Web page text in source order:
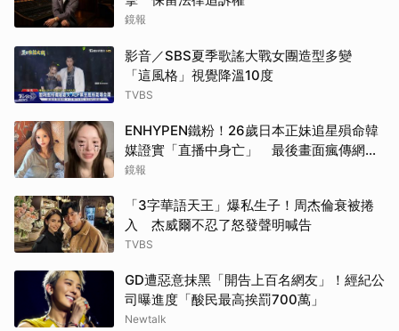
鏡報
影音／SBS夏季歌謠大戰女團造型多變
「這風格」視覺降溫10度
TVBS
ENHYPEN鐵粉！26歲日本正妹追星殞命韓
媒證實「直播中身亡」 最後畫面瘋傳網痛
心：網暴害死人
鏡報
「3字華語天王」爆私生子！周杰倫衰被捲
入 杰威爾不忍了怒發聲明喊告
TVBS
GD遭惡意抹黑「開告上百名網友」！經紀公
司曝進度「酸民最高挨罰700萬」
Newtalk